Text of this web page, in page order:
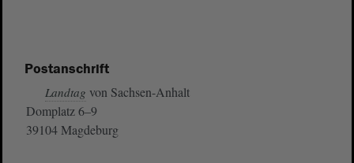
Postanschrift
Landtag von Sachsen-Anhalt
Domplatz 6–9
39104 Magdeburg